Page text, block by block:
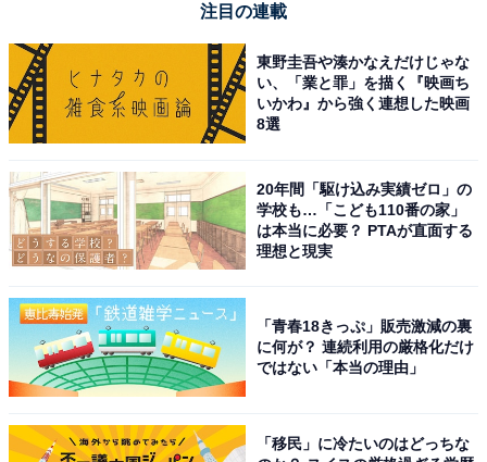
注目の連載
東野圭吾や湊かなえだけじゃな
い、「業と罪」を描く『映画ち
いかわ』から強く連想した映画
8選
20年間「駆け込み実績ゼロ」の
学校も…「こども110番の家」
は本当に必要？ PTAが直面する
理想と現実
「青春18きっぷ」販売激減の裏
に何が？ 連続利用の厳格化だけ
ではない「本当の理由」
「移民」に冷たいのはどっちな